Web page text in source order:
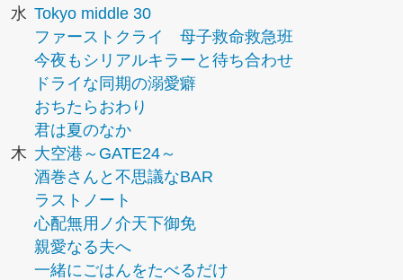
水 Tokyo middle 30
ファーストクライ 母子救命救急班
今夜もシリアルキラーと待ち合わせ
ドライな同期の溺愛癖
おちたらおわり
君は夏のなか
木 大空港～GATE24～
酒巻さんと不思議なBAR
ラストノート
心配無用ノ介天下御免
親愛なる夫へ
一緒にごはんをたべるだけ